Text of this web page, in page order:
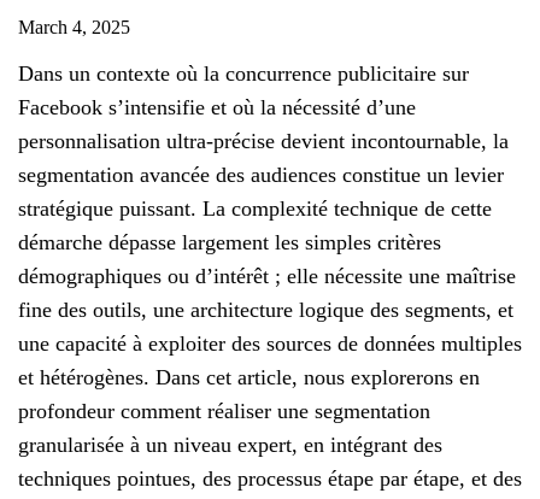
March 4, 2025
Dans un contexte où la concurrence publicitaire sur
Facebook s’intensifie et où la nécessité d’une
personnalisation ultra-précise devient incontournable, la
segmentation avancée des audiences constitue un levier
stratégique puissant. La complexité technique de cette
démarche dépasse largement les simples critères
démographiques ou d’intérêt ; elle nécessite une maîtrise
fine des outils, une architecture logique des segments, et
une capacité à exploiter des sources de données multiples
et hétérogènes. Dans cet article, nous explorerons en
profondeur comment réaliser une segmentation
granularisée à un niveau expert, en intégrant des
techniques pointues, des processus étape par étape, et des